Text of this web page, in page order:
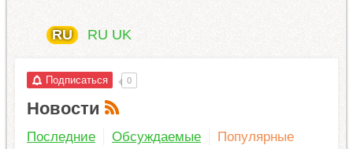
RU RU UK
Подписаться 0
Новости
Последние Обсуждаемые Популярные